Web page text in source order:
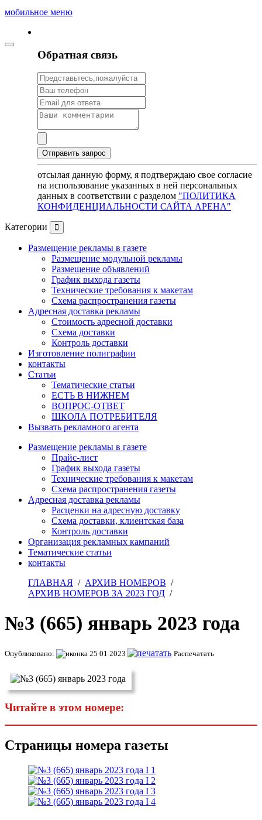
мобильное меню
Обратная связь
отсылая данную форму, я подтверждаю свое согласие
на использование указанных в ней персональных
данных в соответствии с разделом "ПОЛИТИКА
КОНФИДЕНЦИАЛЬНОСТИ САЙТА АРЕНА"
Категории
Размещение рекламы в газете
Размещение модульной рекламы
Размещение объявлений
График выхода газеты
Технические требования к макетам
Схема распространения газеты
Адресная доставка рекламы
Стоимость адресной доставки
Схема доставки
Контроль доставки
Изготовление полиграфии
контакты
Статьи
Тематические статьи
ЕСТЬ В НИЖНЕМ
ВОПРОС-ОТВЕТ
ШКОЛА ПОТРЕБИТЕЛЯ
Вызвать рекламного агента
Размещение рекламы в газете
Прайс-лист
График выхода газеты
Технические требования к макетам
Схема распространения газеты
Адресная доставка рекламы
Расценки на адресную доставку
Схема доставки, клиентская база
Контроль доставки
Организация рекламных кампаний
Тематические статьи
контакты
ГЛАВНАЯ / АРХИВ НОМЕРОВ /
АРХИВ НОМЕРОВ ЗА 2023 ГОД /
№3 (665) январь 2023 года
Опубликовано: 25 01 2023 Распечатать
Читайте в этом номере:
Страницы номера газеты